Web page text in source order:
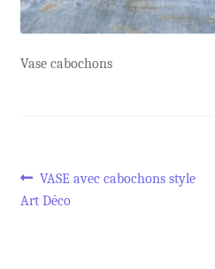
Vase cabochons
Navigation
Article
précédent :
VASE avec cabochons style
Art Déco